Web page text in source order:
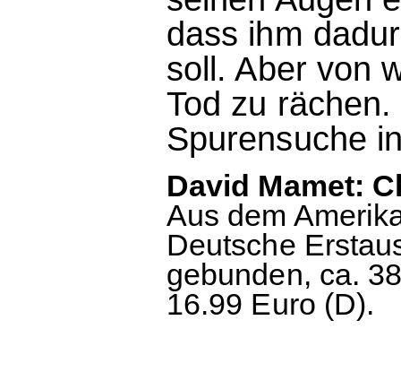
dass ihm
soll. Aber von
Tod zu
Spurensuche
David Mamet:
Aus dem
Deutsche
gebunden, ca.
16.99 Euro (D).